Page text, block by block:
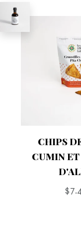
CHIPS
CUMIN
Prix